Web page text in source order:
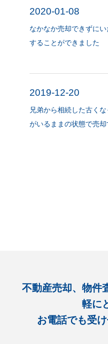
2020-01-08
なかなか売却できずに
することができました
2019-12-20
兄弟から相続した古く
がいるままの状態で売
不動産売却、物件
軽に
お電話でも受